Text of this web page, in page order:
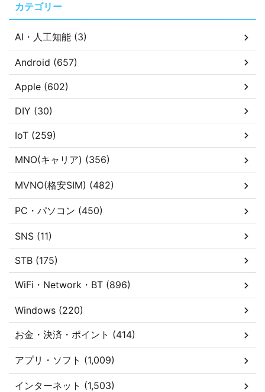
カテゴリー
AI・人工知能 (3)
Android (657)
Apple (602)
DIY (30)
IoT (259)
MNO(キャリア) (356)
MVNO(格安SIM) (482)
PC・パソコン (450)
SNS (11)
STB (175)
WiFi・Network・BT (896)
Windows (220)
お金・決済・ポイント (414)
アプリ・ソフト (1,009)
インターネット (1,503)